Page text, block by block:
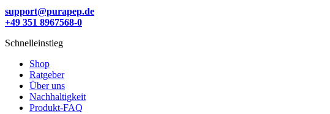
support@purapep.de
+49 351 8967568-0
Schnelleinstieg
Shop
Ratgeber
Über uns
Nachhaltigkeit
Produkt-FAQ